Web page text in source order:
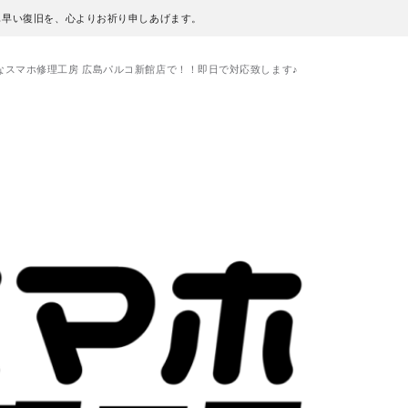
い復旧を、心よりお祈り申しあげます。
マホ修理工房 広島パルコ新館店で！！即日で対応致します♪